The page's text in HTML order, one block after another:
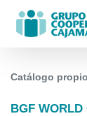
Catálogo
BGF WORLD